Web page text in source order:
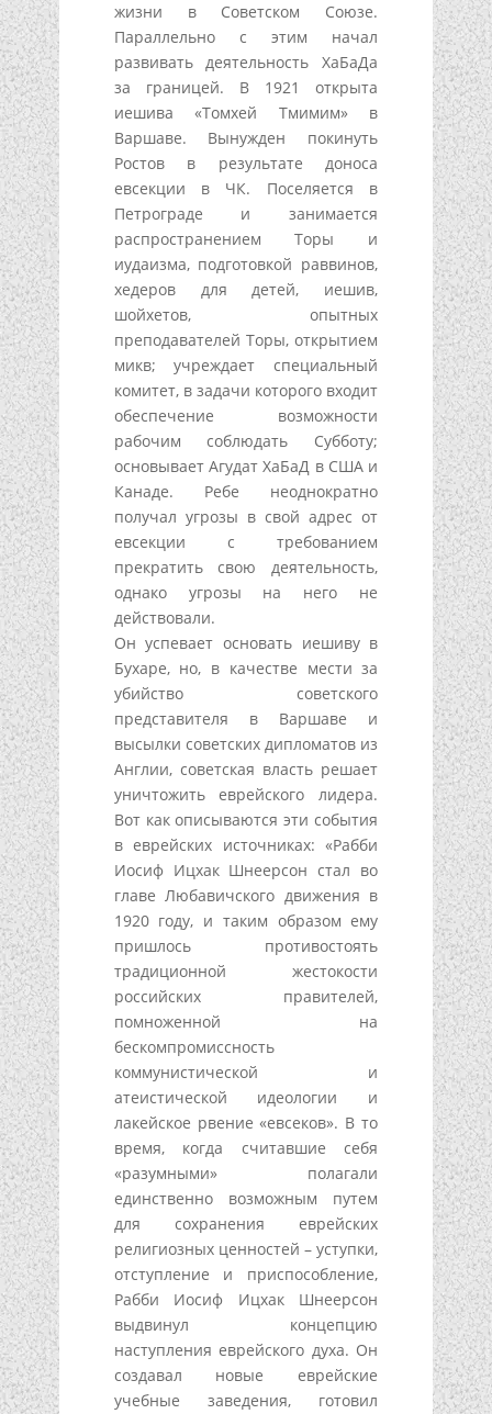
жизни в Советском Союзе.
Параллельно с этим начал
развивать деятельность ХаБаДа
за границей. В 1921 открыта
иешива «Томхей Тмимим» в
Варшаве. Вынужден покинуть
Ростов в результате доноса
евсекции в ЧК. Поселяется в
Петрограде и занимается
распространением Торы и
иудаизма, подготовкой раввинов,
хедеров для детей, иешив,
шойхетов, опытных
преподавателей Торы, открытием
микв; учреждает специальный
комитет, в задачи которого входит
обеспечение возможности
рабочим соблюдать Субботу;
основывает Агудат ХаБаД в США и
Канаде. Ребе неоднократно
получал угрозы в свой адрес от
евсекции с требованием
прекратить свою деятельность,
однако угрозы на него не
действовали.
Он успевает основать иешиву в
Бухаре, но, в качестве мести за
убийство советского
представителя в Варшаве и
высылки советских дипломатов из
Англии, советская власть решает
уничтожить еврейского лидера.
Вот как описываются эти события
в еврейских источниках: «Рабби
Иосиф Ицхак Шнеерсон стал во
главе Любавичского движения в
1920 году, и таким образом ему
пришлось противостоять
традиционной жестокости
российских правителей,
помноженной на
бескомпромиссность
коммунистической и
атеистической идеологии и
лакейское рвение «евсеков». В то
время, когда считавшие себя
«разумными» полагали
единственно возможным путем
для сохранения еврейских
религиозных ценностей – уступки,
отступление и приспособление,
Рабби Иосиф Ицхак Шнеерсон
выдвинул концепцию
наступления еврейского духа. Он
создавал новые еврейские
учебные заведения, готовил